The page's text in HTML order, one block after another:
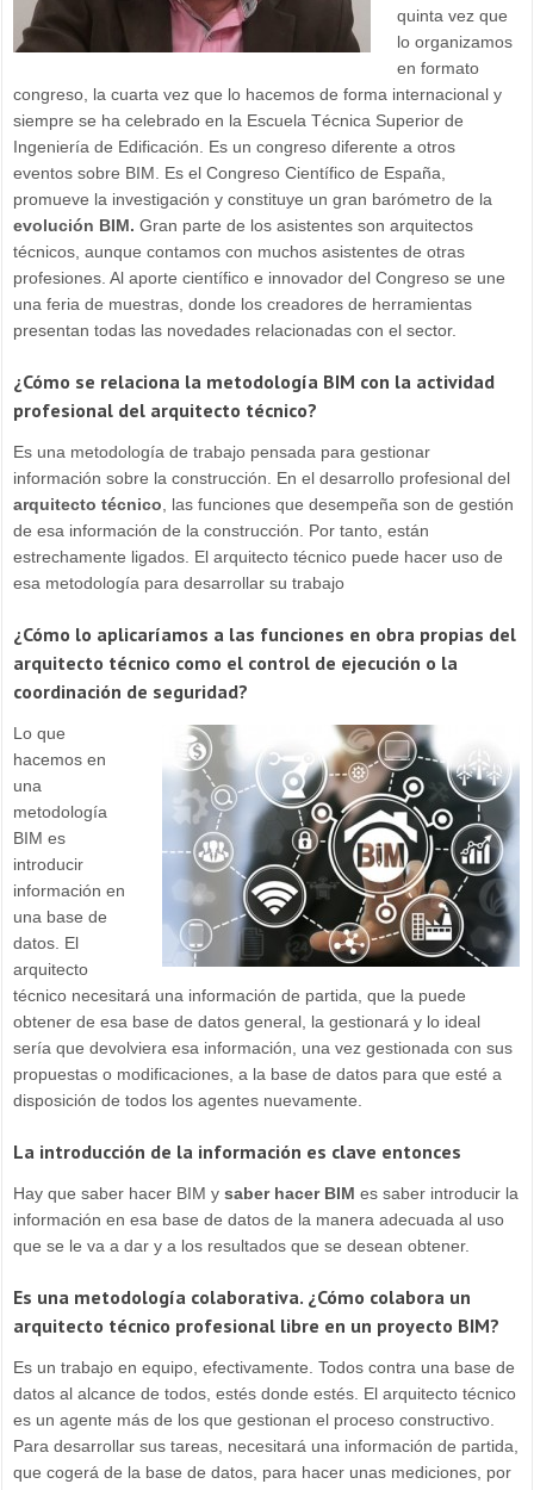
quinta vez que
lo organizamos
en formato
congreso, la cuarta vez que lo hacemos de forma internacional y
siempre se ha celebrado en la Escuela Técnica Superior de
Ingeniería de Edificación. Es un congreso diferente a otros
eventos sobre BIM. Es el Congreso Científico de España,
promueve la investigación y constituye un gran barómetro de la
evolución BIM. Gran parte de los asistentes son arquitectos
técnicos, aunque contamos con muchos asistentes de otras
profesiones. Al aporte científico e innovador del Congreso se une
una feria de muestras, donde los creadores de herramientas
presentan todas las novedades relacionadas con el sector.
¿Cómo se relaciona la metodología BIM con la actividad
profesional del arquitecto técnico?
Es una metodología de trabajo pensada para gestionar
información sobre la construcción. En el desarrollo profesional del
arquitecto técnico , las funciones que desempeña son de gestión
de esa información de la construcción. Por tanto, están
estrechamente ligados. El arquitecto técnico puede hacer uso de
esa metodología para desarrollar su trabajo
¿Cómo lo aplicaríamos a las funciones en obra propias del
arquitecto técnico como el control de ejecución o la
coordinación de seguridad?
Lo que
hacemos en
una
metodología
BIM es
introducir
información en
una base de
datos. El
arquitecto
técnico necesitará una información de partida, que la puede
obtener de esa base de datos general, la gestionará y lo ideal
sería que devolviera esa información, una vez gestionada con sus
propuestas o modificaciones, a la base de datos para que esté a
disposición de todos los agentes nuevamente.
La introducción de la información es clave entonces
Hay que saber hacer BIM ysaber hacer BIM es saber introducir la
información en esa base de datos de la manera adecuada al uso
que se le va a dar y a los resultados que se desean obtener.
Es una metodología colaborativa. ¿Cómo colabora un
arquitecto técnico profesional libre en un proyecto BIM?
Es un trabajo en equipo, efectivamente. Todos contra una base de
datos al alcance de todos, estés donde estés. El arquitecto técnico
es un agente más de los que gestionan el proceso constructivo.
Para desarrollar sus tareas, necesitará una información de partida,
que cogerá de la base de datos, para hacer unas mediciones, por